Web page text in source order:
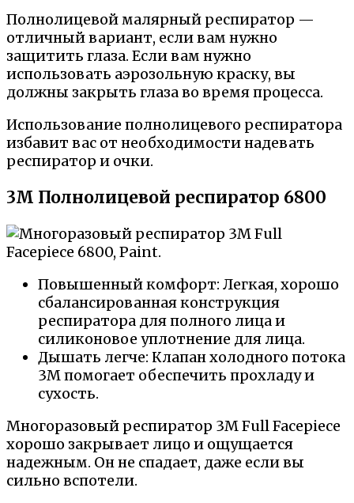
Полнолицевой малярный респиратор —
отличный вариант, если вам нужно
защитить глаза. Если вам нужно
использовать аэрозольную краску, вы
должны закрыть глаза во время процесса.
Использование полнолицевого респиратора
избавит вас от необходимости надевать
респиратор и очки.
3M Полнолицевой респиратор 6800
Повышенный комфорт: Легкая, хорошо
сбалансированная конструкция
респиратора для полного лица и
силиконовое уплотнение для лица.
Дышать легче: Клапан холодного потока
3M помогает обеспечить прохладу и
сухость.
Многоразовый респиратор 3M Full Facepiece
хорошо закрывает лицо и ощущается
надежным. Он не спадает, даже если вы
сильно вспотели.